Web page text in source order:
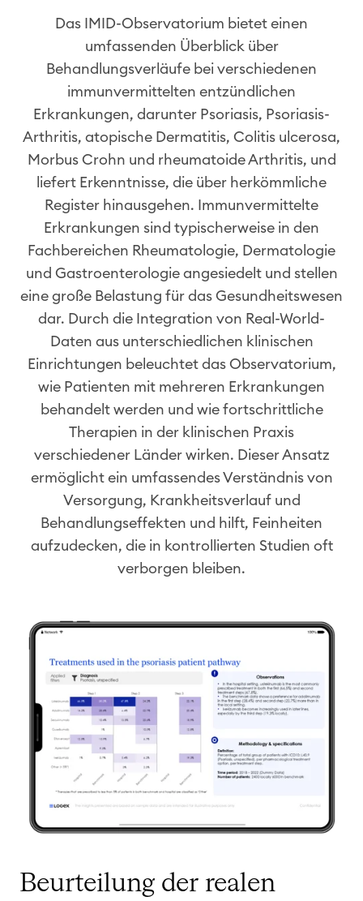
Das IMID-Observatorium bietet einen
umfassenden Überblick über
Behandlungsverläufe bei verschiedenen
immunvermittelten entzündlichen
Erkrankungen, darunter Psoriasis, Psoriasis-
Arthritis, atopische Dermatitis, Colitis ulcerosa,
Morbus Crohn und rheumatoide Arthritis, und
liefert Erkenntnisse, die über herkömmliche
Register hinausgehen. Immunvermittelte
Erkrankungen sind typischerweise in den
Fachbereichen Rheumatologie, Dermatologie
und Gastroenterologie angesiedelt und stellen
eine große Belastung für das Gesundheitswesen
dar. Durch die Integration von Real-World-
Daten aus unterschiedlichen klinischen
Einrichtungen beleuchtet das Observatorium,
wie Patienten mit mehreren Erkrankungen
behandelt werden und wie fortschrittliche
Therapien in der klinischen Praxis
verschiedener Länder wirken. Dieser Ansatz
ermöglicht ein umfassendes Verständnis von
Versorgung, Krankheitsverlauf und
Behandlungseffekten und hilft, Feinheiten
aufzudecken, die in kontrollierten Studien oft
verborgen bleiben.
Beurteilung der realen